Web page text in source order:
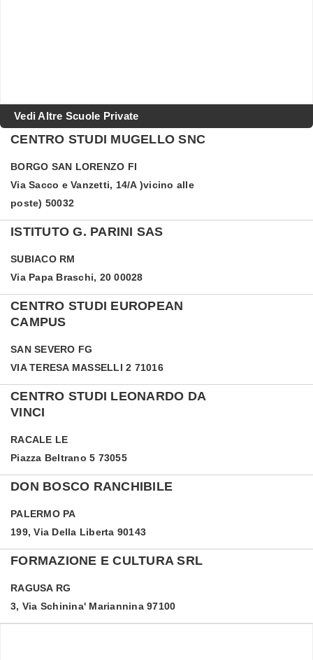
Vedi Altre Scuole Private
CENTRO STUDI MUGELLO SNC
BORGO SAN LORENZO FI
Via Sacco e Vanzetti, 14/A )vicino alle
poste) 50032
ISTITUTO G. PARINI SAS
SUBIACO RM
Via Papa Braschi, 20 00028
CENTRO STUDI EUROPEAN
CAMPUS
SAN SEVERO FG
VIA TERESA MASSELLI 2 71016
CENTRO STUDI LEONARDO DA
VINCI
RACALE LE
Piazza Beltrano 5 73055
DON BOSCO RANCHIBILE
PALERMO PA
199, Via Della Liberta 90143
FORMAZIONE E CULTURA SRL
RAGUSA RG
3, Via Schinina' Mariannina 97100